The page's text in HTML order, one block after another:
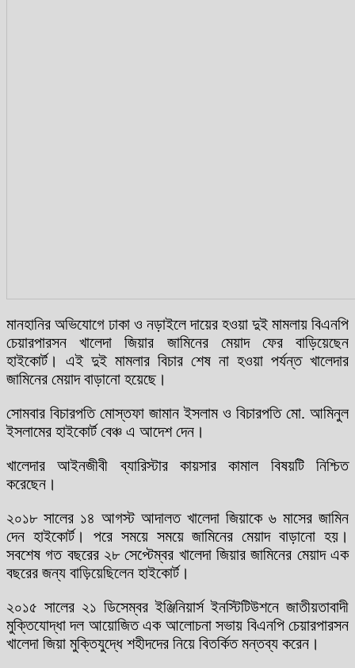
মানহানির অভিযোগে ঢাকা ও নড়াইলে দায়ের হওয়া দুই মামলায় বিএনপি
চেয়ারপারসন খালেদা জিয়ার জামিনের মেয়াদ ফের বাড়িয়েছেন
হাইকোর্ট। এই দুই মামলার বিচার শেষ না হওয়া পর্যন্ত খালেদার
জামিনের মেয়াদ বাড়ানো হয়েছে।
সোমবার বিচারপতি মোস্তফা জামান ইসলাম ও বিচারপতি মো. আমিনুল
ইসলামের হাইকোর্ট বেঞ্চ এ আদেশ দেন।
খালেদার আইনজীবী ব্যারিস্টার কায়সার কামাল বিষয়টি নিশ্চিত
করেছেন।
২০১৮ সালের ১৪ আগস্ট আদালত খালেদা জিয়াকে ৬ মাসের জামিন
দেন হাইকোর্ট। পরে সময়ে সময়ে জামিনের মেয়াদ বাড়ানো হয়।
সবশেষ গত বছরের ২৮ সেপ্টেম্বর খালেদা জিয়ার জামিনের মেয়াদ এক
বছরের জন্য বাড়িয়েছিলেন হাইকোর্ট।
২০১৫ সালের ২১ ডিসেম্বর ইঞ্জিনিয়ার্স ইনস্টিটিউশনে জাতীয়তাবাদী
মুক্তিযোদ্ধা দল আয়োজিত এক আলোচনা সভায় বিএনপি চেয়ারপারসন
খালেদা জিয়া মুক্তিযুদ্ধে শহীদদের নিয়ে বিতর্কিত মন্তব্য করেন।